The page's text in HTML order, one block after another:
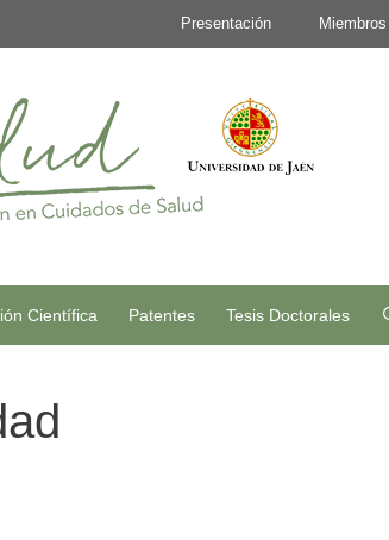
Presentación
Científica Patentes Tesis Doctorales